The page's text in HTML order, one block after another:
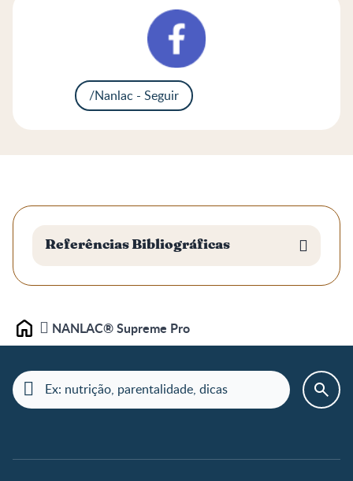
/Nanlac - Seguir
Referências Bibliográficas
Home NANLAC® Supreme Pro